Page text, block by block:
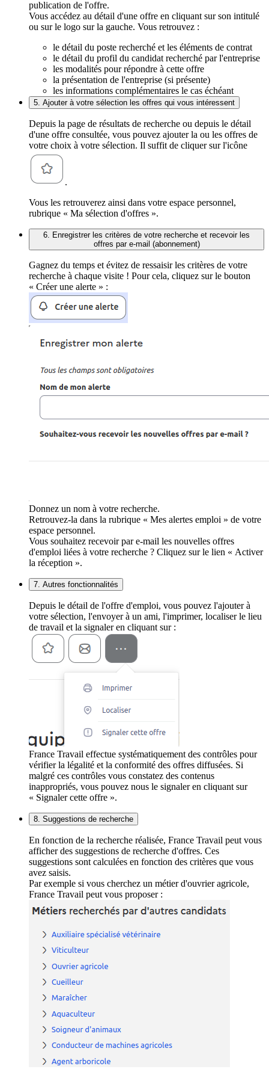
publication de l'offre.
Vous accédez au détail d'une offre en cliquant sur son intitulé
ou sur le logo sur la gauche. Vous retrouvez :
le détail du poste recherché et les éléments de contrat
le détail du profil du candidat recherché par l'entreprise
les modalités pour répondre à cette offre
la présentation de l'entreprise (si présente)
les informations complémentaires le cas échéant
5. Ajouter à votre sélection les offres qui vous intéressent
Depuis la page de résultats de recherche ou depuis le détail
d'une offre consultée, vous pouvez ajouter la ou les offres de
votre choix à votre sélection. Il suffit de cliquer sur l'icône
.
Vous les retrouverez ainsi dans votre espace personnel,
rubrique « Ma sélection d'offres ».
6. Enregistrer les critères de votre recherche et recevoir les
offres par e-mail (abonnement)
Gagnez du temps et évitez de ressaisir les critères de votre
recherche à chaque visite ! Pour cela, cliquez sur le bouton
« Créer une alerte » :
Donnez un nom à votre recherche.
Retrouvez-la dans la rubrique « Mes alertes emploi » de votre
espace personnel.
Vous souhaitez recevoir par e-mail les nouvelles offres
d'emploi liées à votre recherche ? Cliquez sur le lien « Activer
la réception ».
7. Autres fonctionnalités
Depuis le détail de l'offre d'emploi, vous pouvez l'ajouter à
votre sélection, l'envoyer à un ami, l'imprimer, localiser le lieu
de travail et la signaler en cliquant sur :
France Travail effectue systématiquement des contrôles pour
vérifier la légalité et la conformité des offres diffusées. Si
malgré ces contrôles vous constatez des contenus
inappropriés, vous pouvez nous le signaler en cliquant sur
« Signaler cette offre ».
8. Suggestions de recherche
En fonction de la recherche réalisée, France Travail peut vous
afficher des suggestions de recherche d'offres. Ces
suggestions sont calculées en fonction des critères que vous
avez saisis.
Par exemple si vous cherchez un métier d'ouvrier agricole,
France Travail peut vous proposer :